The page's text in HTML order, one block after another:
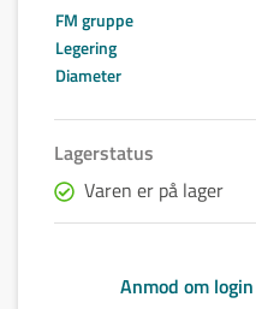
FM gruppe
Legering
Diameter
Lagerstatus
Varen er på lager
Anmod om login